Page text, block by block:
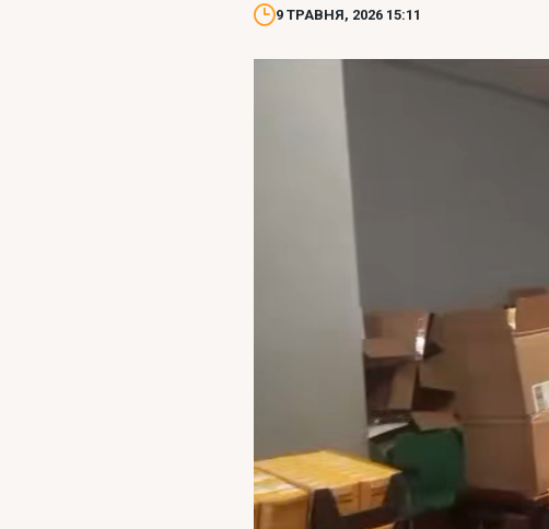
9 ТРАВНЯ, 2026 15:11